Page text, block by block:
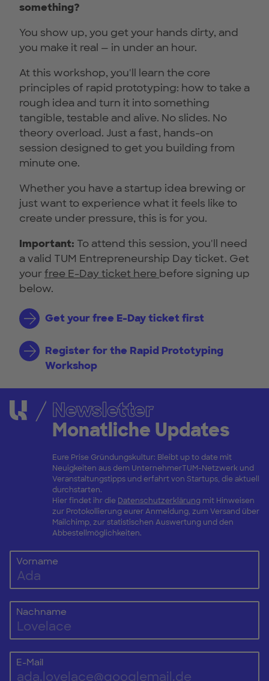
something?
You show up, you get your hands dirty, and
you make it real — in under an hour.
At this workshop, you'll learn the core
principles of rapid prototyping: how to take a
rough idea and turn it into something
tangible, testable and alive. No slides. No
theory overload. Just a fast, hands-on
session designed to get you building from
minute one.
Whether you have a startup idea brewing or
just want to experience what it feels like to
create under pressure, this is for you.
Important: To attend this session, you'll need
a valid TUM Entrepreneurship Day ticket. Get
yourfree E-Day ticket here before signing up
below.
Get your free E-Day ticket first
Register for the Rapid Prototyping
Workshop
Newsletter
Monatliche Updates
Eure Prise Gründungskultur: Bleibt up to date mit
Neuigkeiten aus dem UnternehmerTUM-Netzwerk und
Veranstaltungstipps und erfahrt von Startups, die aktuell
durchstarten.
Hier findet ihr die Datenschutzerklärungmit Hinweisen
zur Protokollierung eurer Anmeldung, zum Versand über
Mailchimp, zur statistischen Auswertung und den
Abbestellmöglichkeiten.
Vorname
Nachname
E-Mail